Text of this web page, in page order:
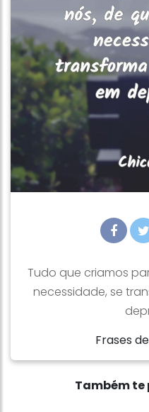
Tudo que criamos
necessidade, se
Frases
Também te